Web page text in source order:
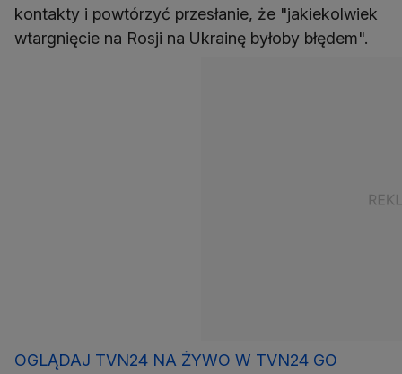
kontakty i powtórzyć przesłanie, że "jakiekolwiek
wtargnięcie na Rosji na Ukrainę byłoby błędem".
OGLĄDAJ TVN24 NA ŻYWO W TVN24 GO